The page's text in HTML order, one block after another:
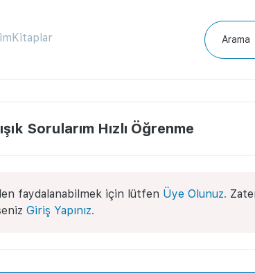
Kitaplar
Sorularım Hızlı Öğrenme
faydalanabilmek için lütfen Üye Olunuz.
Giriş Yapınız.